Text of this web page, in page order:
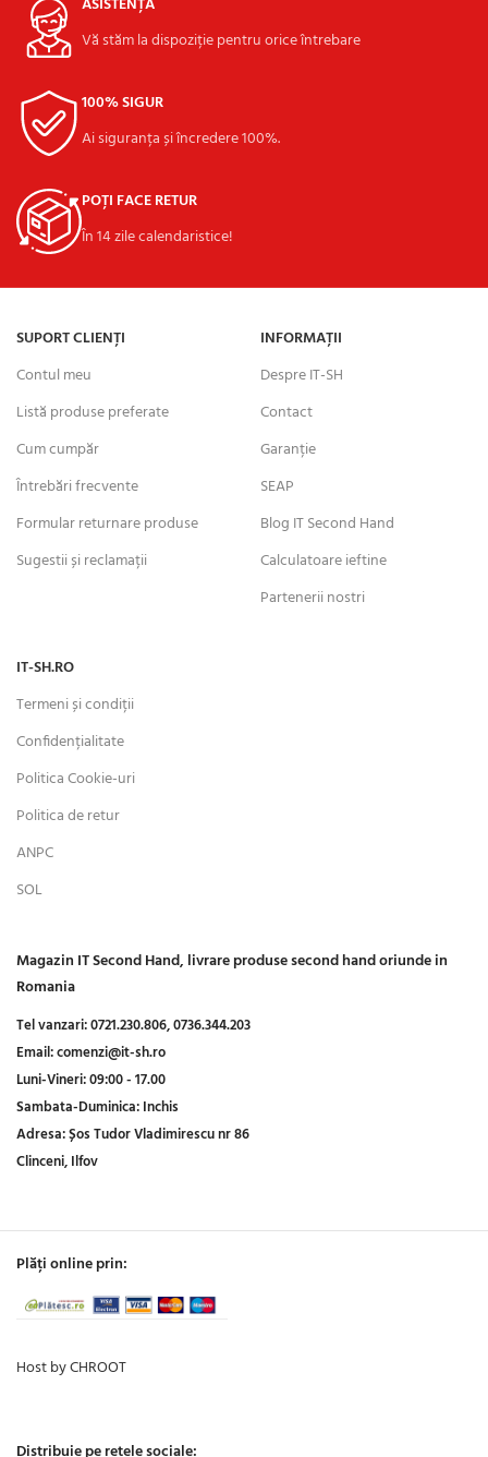
Vă stăm la dispoziție pentru orice întrebare
100% SIGUR
Ai siguranța și încredere 100%.
POȚI FACE RETUR
În 14 zile calendaristice!
SUPORT CLIENȚI
Contul meu
Listă produse preferate
Cum cumpăr
Întrebări frecvente
Formular returnare produse
Sugestii și reclamații
INFORMAȚII
Despre IT-SH
Contact
Garanție
SEAP
Blog IT Second Hand
Calculatoare ieftine
Partenerii nostri
IT-SH.RO
Termeni și condiții
Confidențialitate
Politica Cookie-uri
Politica de retur
ANPC
SOL
Magazin IT Second Hand, livrare produse second hand oriunde in
Romania
Tel vanzari:0721.230.806,0736.344.203
Email:comenzi@it-sh.ro
Luni-Vineri:09:00 - 17.00
Sambata-Duminica:Inchis
Adresa:Șos Tudor Vladimirescu nr 86
Clinceni, Ilfov
Plăți online prin:
Host by CHROOT